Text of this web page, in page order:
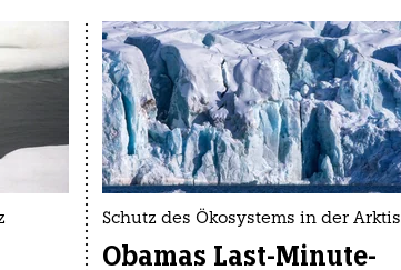
Schutz des Ökosystems in der Arktis
Obamas Last-Minute-